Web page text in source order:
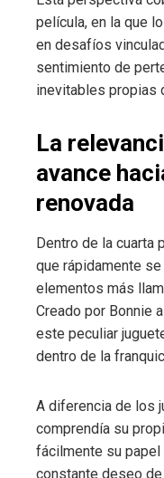
película, en la que
en desafíos
sentimiento de
inevitables propias
La
avance
renovada
Dentro de la cuarta
que rápidamente
elementos más
Creado por Bonnie
este peculiar
dentro de la
A diferencia de los
comprendía su
fácilmente su papel
constante deseo